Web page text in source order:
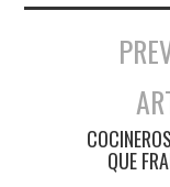
Navegación
QUE